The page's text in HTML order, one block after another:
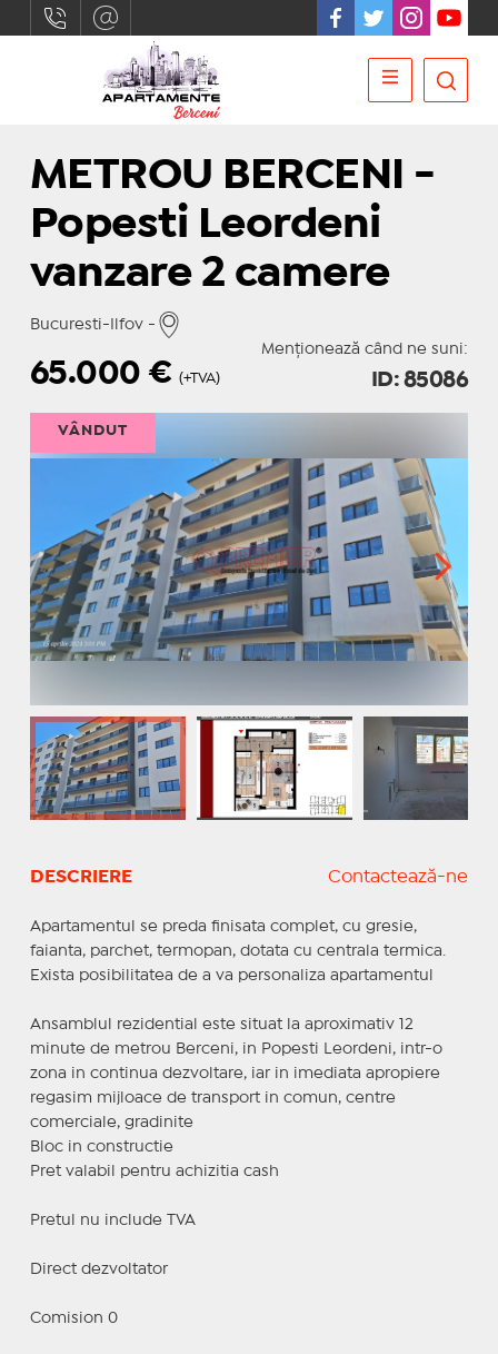
METROU BERCENI -
Popesti Leordeni
vanzare 2 camere
Bucuresti-Ilfov -
Menționează când ne suni:
65.000€ (+TVA) ID: 85086
VÂNDUT
DESCRIERE Contactează-ne
Apartamentul se preda finisata complet, cu gresie,
faianta, parchet, termopan, dotata cu centrala termica.
Exista posibilitatea de a va personaliza apartamentul
Ansamblul rezidential este situat la aproximativ 12
minute de metrou Berceni, in Popesti Leordeni, intr-o
zona in continua dezvoltare, iar in imediata apropiere
regasim mijloace de transport in comun, centre
comerciale, gradinite
Bloc in constructie
Pret valabil pentru achizitia cash
Pretul nu include TVA
Direct dezvoltator
Comision 0